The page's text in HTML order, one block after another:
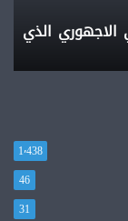
الاجهوري الذي
1٬438
46
31